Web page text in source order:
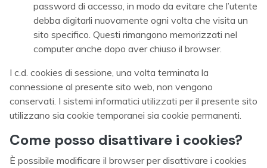
password di accesso, in modo da evitare che l’utente
debba digitarli nuovamente ogni volta che visita un
sito specifico. Questi rimangono memorizzati nel
computer anche dopo aver chiuso il browser.
I c.d. cookies di sessione, una volta terminata la
connessione al presente sito web, non vengono
conservati. I sistemi informatici utilizzati per il presente sito
utilizzano sia cookie temporanei sia cookie permanenti.
Come posso disattivare i cookies?
È possibile modificare il browser per disattivare i cookies